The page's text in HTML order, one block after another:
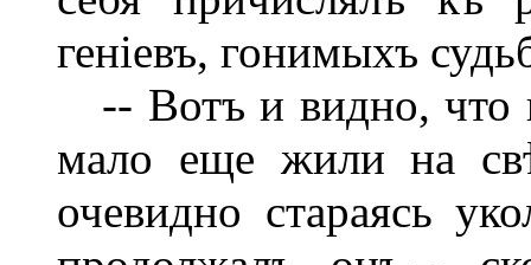
геніевъ, гонимыхъ
-- Вотъ и видно, что
мало еще жили на
очевидно стараясь